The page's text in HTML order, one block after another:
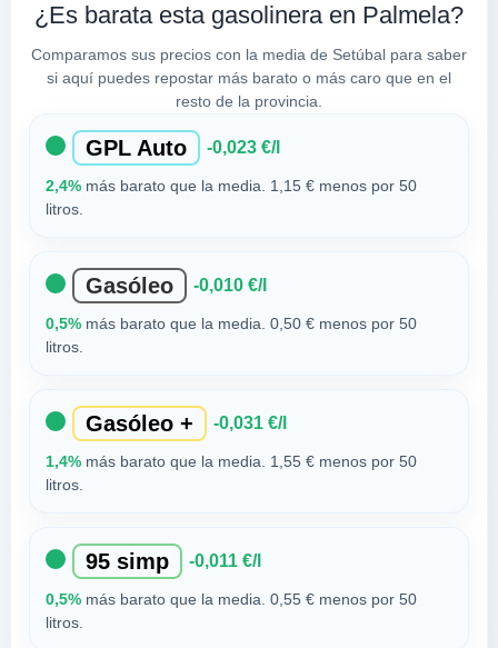
¿Es barata esta gasolinera en Palmela?
Comparamos sus precios con la media de Setúbal para saber
si aquí puedes repostar más barato o más caro que en el
resto de la provincia.
GPL Auto -0,023 €/l
2,4%más barato que la media. 1,15 € menos por 50
litros.
Gasóleo -0,010 €/l
0,5%más barato que la media. 0,50 € menos por 50
litros.
Gasóleo + -0,031 €/l
1,4%más barato que la media. 1,55 € menos por 50
litros.
95 simp -0,011 €/l
0,5%más barato que la media. 0,55 € menos por 50
litros.